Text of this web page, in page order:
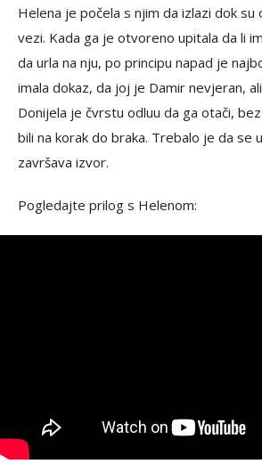
Helena je počela s njim da izlazi dok su
vezi. Kada ga je otvoreno upitala da li
da urla na nju, po principu napad je
imala dokaz, da joj je Damir nevjeran,
Donijela je čvrstu odluu da ga otači,
bili na korak do braka. Trebalo je da se
završava izvor.
Pogledajte prilog s Helenom: